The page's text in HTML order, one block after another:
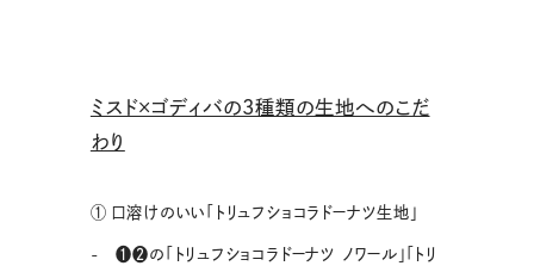
ミスド×ゴディバの3種類の生地へのこだ
わり
① 口溶けのいい「トリュフショコラドーナツ生地」
❶❷の「トリュフショコラドーナツ ノワール」「トリ